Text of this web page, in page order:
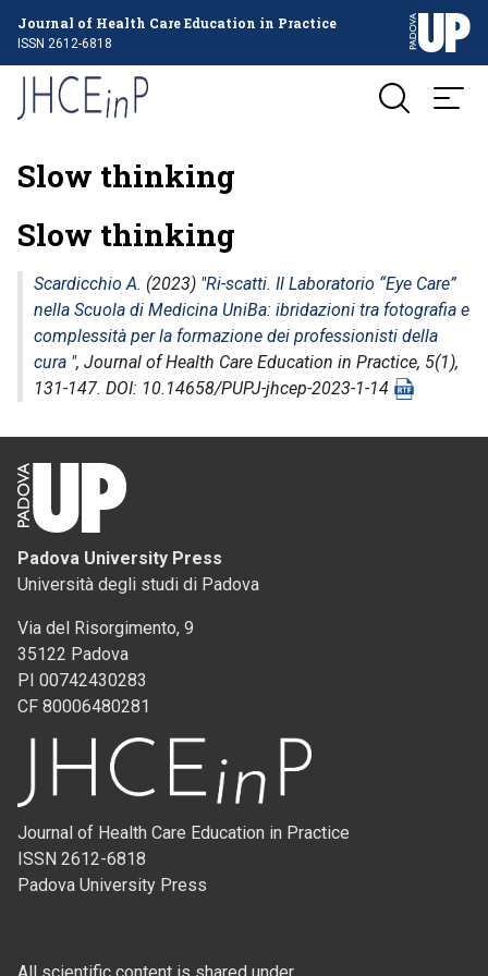
Journal of Health Care Education in Practice
ISSN 2612-6818
Slow thinking
Slow thinking
Scardicchio A. (2023) "Ri-scatti. Il Laboratorio “Eye Care”
nella Scuola di Medicina UniBa: ibridazioni tra fotografia e
complessità per la formazione dei professionisti della
cura ", Journal of Health Care Education in Practice, 5(1),
131-147. DOI: 10.14658/PUPJ-jhcep-2023-1-14
Padova University Press
Università degli studi di Padova
Via del Risorgimento, 9
35122 Padova
PI 00742430283
CF 80006480281
Journal of Health Care Education in Practice
ISSN 2612-6818
Padova University Press